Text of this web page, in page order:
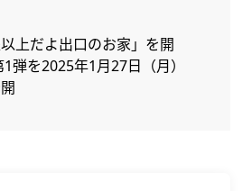
上だよ出口のお家」を開
弾を2025年1月27日（月）